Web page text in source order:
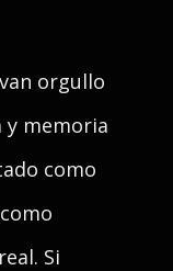
orgullo
y memoria
como
Si